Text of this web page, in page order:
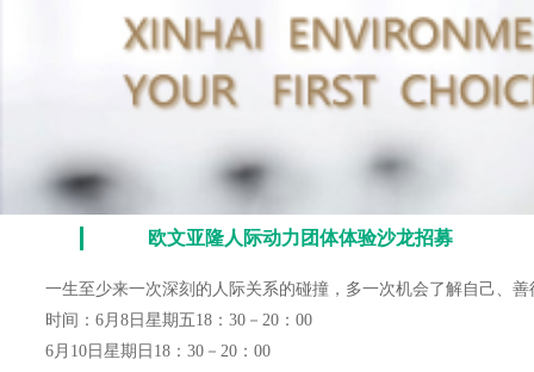
欧文亚隆人际动力团体体验沙龙招募
一生至少来一次深刻的人际关系的碰撞，多一次机会了解自己、善
时间：6月8日星期五18：30－20：00
6月10日星期日18：30－20：00